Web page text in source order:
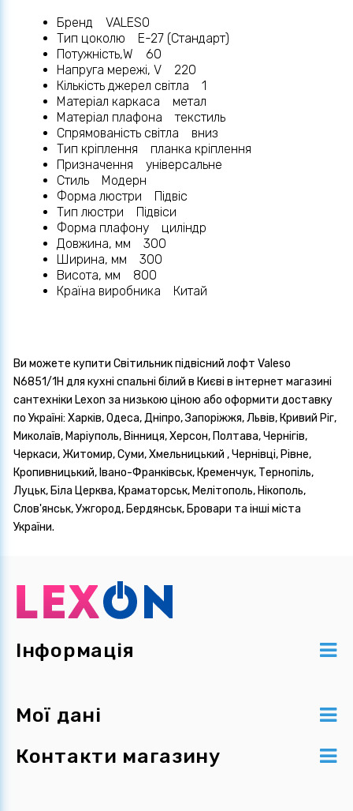
Бренд VALESO
Тип цоколю E-27 (Стандарт)
Потужність,W 60
Напруга мережі, V 220
Кількість джерел світла 1
Матеріал каркаса метал
Матеріал плафона текстиль
Спрямованість світла вниз
Тип кріплення планка кріплення
Призначення універсальне
Стиль Модерн
Форма люстри Підвіс
Тип люстри Підвіси
Форма плафону циліндр
Довжина, мм 300
Ширина, мм 300
Висота, мм 800
Країна виробника Китай
Ви можете купити Світильник підвісний лофт Valeso
N6851/1H для кухні спальні білий в Києві в інтернет магазині
сантехніки Lexon за низькою ціною або оформити доставку
по Україні: Харків, Одеса, Дніпро, Запоріжжя, Львів, Кривий Ріг,
Миколаїв, Маріуполь, Вінниця, Херсон, Полтава, Чернігів,
Черкаси, Житомир, Суми, Хмельницький , Чернівці, Рівне,
Кропивницький, Івано-Франківськ, Кременчук, Тернопіль,
Луцьк, Біла Церква, Краматорськ, Мелітополь, Нікополь,
Слов'янськ, Ужгород, Бердянськ, Бровари та інші міста
України.
Інформація
Мої дані
Контакти магазину